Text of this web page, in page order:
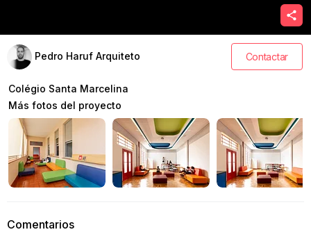
Pedro Haruf Arquiteto Contactar
Colégio Santa Marcelina
Más fotos del proyecto
Comentarios